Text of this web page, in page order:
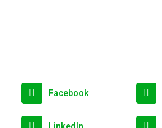
Facebook
LinkedIn